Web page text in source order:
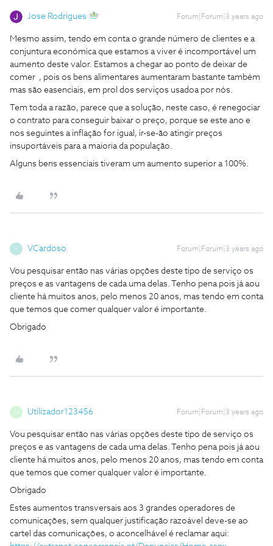
Jose Rodrigues Forum|Forum|3 years ago
Mesmo assim, tendo em conta o grande número de clientes e a
conjuntura económica que estamos a viver é incomportável um
aumento deste valor. Estamos a chegar ao ponto de deixar de
comer , pois os bens alimentares aumentaram bastante também
mas são easenciais, em prol dos serviços usadoa por nós.
Tem toda a razão, parece que a solução, neste caso, é renegociar
o contrato para conseguir baixar o preço, porque se este ano e
nos seguintes a inflação for igual, ir-se-ão atingir preços
insuportáveis para a maioria da população.
Alguns bens essenciais tiveram um aumento superior a 100%.
V VCardoso Forum|Forum|3 years ago
Vou pesquisar então nas várias opções deste tipo de serviço os
preços e as vantagens de cada uma delas. Tenho pena pois já aou
cliente há muitos anos, pelo menos 20 anos, mas tendo em conta
que temos que comer qualquer valor é importante.
Obrigado
Utilizador123456 Forum|Forum|3 years ago
Vou pesquisar então nas várias opções deste tipo de serviço os
preços e as vantagens de cada uma delas. Tenho pena pois já aou
cliente há muitos anos, pelo menos 20 anos, mas tendo em conta
que temos que comer qualquer valor é importante.
Obrigado
Estes aumentos transversais aos 3 grandes operadores de
comunicações, sem qualquer justificação razoável deve-se ao
cartel das comunicações, o aconcelhável é reclamar aqui: